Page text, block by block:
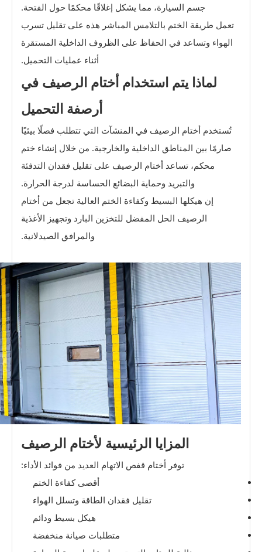
جسم السيارة، مما يشكل إغلاقًا محكمًا حول الفتحة.
تعمل طريقة الختم بالتلامس المباشر هذه على تقليل تسرب
الهواء وتساعد في الحفاظ على الظروف الداخلية المستقرة
أثناء عمليات التحميل.
لماذا يتم استخدام أختام الرصيف في
أرصفة التحميل
تُستخدم أختام الرصيف في المنشآت التي تتطلب فصلًا بيئيًا
صارمًا بين المناطق الداخلية والخارجية. من خلال إنشاء ختم
محكم، تساعد أختام الرصيف على تقليل فقدان التدفئة
والتبريد وحماية البضائع الحساسة لدرجة الحرارة.
إن هيكلها البسيط وكفاءة الختم العالية تجعل من أختام
الرصيف الحل المفضل للتخزين البارد وتجهيز الأغذية
والمرافق الصيدلانية.
المزايا الرئيسية لأختام الرصيف
توفر أختام قفص الاتهام العديد من فوائد الأداء:
أقصى كفاءة الختم
تقليل فقدان الطاقة وتسلل الهواء
هيكل بسيط ودائم
متطلبات صيانة منخفضة